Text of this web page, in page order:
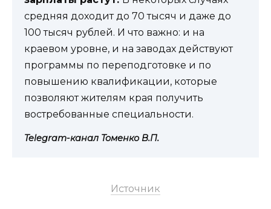
средняя доходит до 70 тысяч и даже до
100 тысяч рублей. И что важно: и на
краевом уровне, и на заводах действуют
программы по переподготовке и по
повышению квалификации, которые
позволяют жителям края получить
востребованные специальности.
Telegram-канал Томенко В.П.
Источник